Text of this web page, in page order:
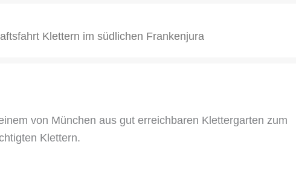
Klettern im südlichen Frankenjura
von München aus gut erreichbaren Klettergarten zum
Klettern.